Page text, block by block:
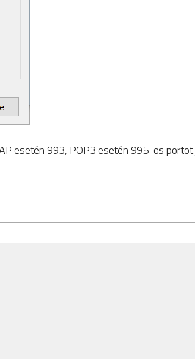
esetén 993, POP3 esetén 995-ös portot